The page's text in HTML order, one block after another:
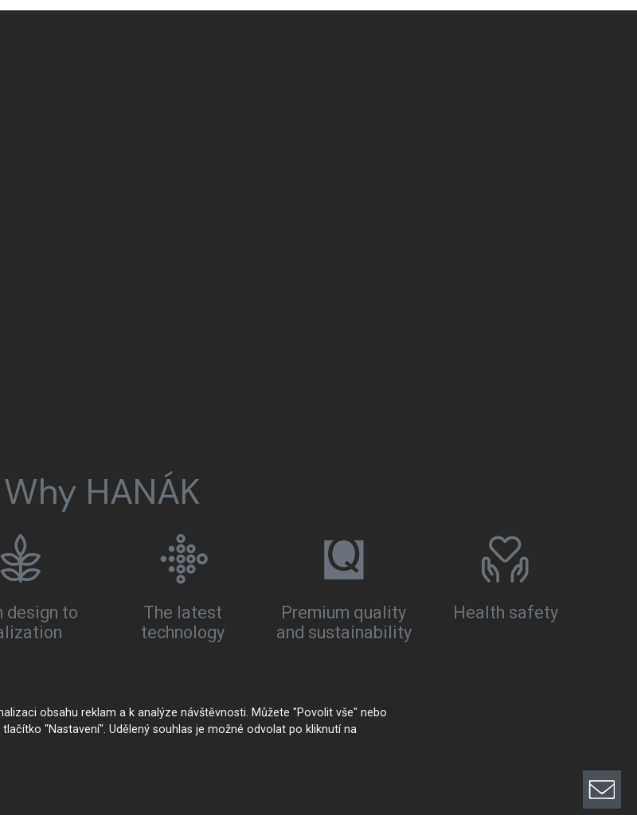
Why HANÁK
design to
The latest
technology
Premium quality
and sustainability
Health safety
obsahu reklam a k analýze návštěvnosti. Můžete "Povolit vše" nebo
"Nastavení". Udělený souhlas je možné odvolat po kliknutí na